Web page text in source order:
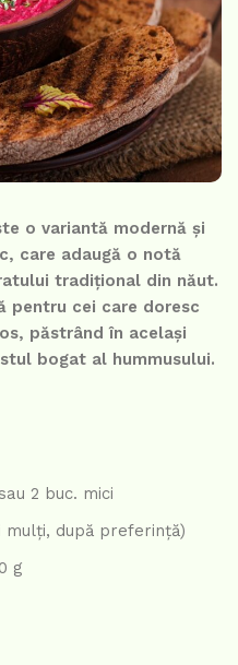
o variantă modernă și
care adaugă o notă
tradițional din năut.
pentru cei care doresc
păstrând în același
bogat al hummusului.
2 buc. mici
mulți, după preferință)
g